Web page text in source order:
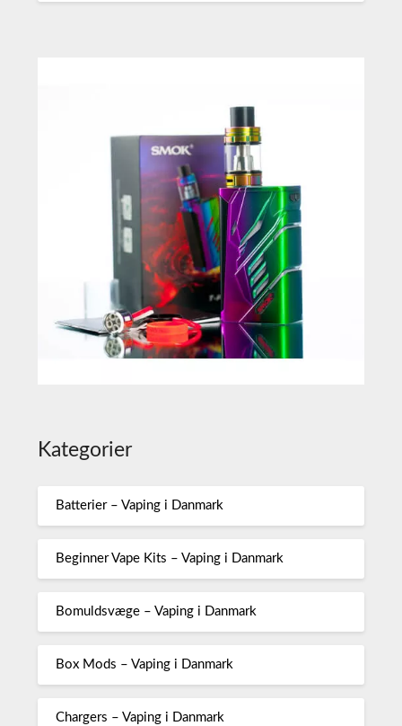
Kategorier
Batterier – Vaping i Danmark
Beginner Vape Kits – Vaping i Danmark
Bomuldsvæge – Vaping i Danmark
Box Mods – Vaping i Danmark
Chargers – Vaping i Danmark